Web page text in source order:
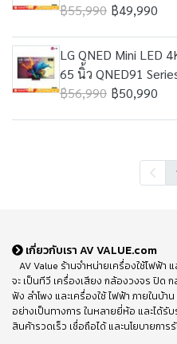
฿55,990 ฿49,990
LG QNED Mini LED
65 นิ้ว QNED91
฿56,990 ฿50,990
เกี่ยวกับเรา AV VALUE.com
AV Value ร้านจำหน่ายเครื่องใช้ไฟฟ้
จะ เป็นทีวี เครื่องเสียง กล้องวงจร ปิด
ฟัง ลำโพง และเครื่องใช้ ไฟฟ้า ภายในบ้
อย่างเป็นทางการ ในหลายยี่ห้อ และได้
สินค้ารวดเร็ว เชื่อถือได้ และนโยบายกา